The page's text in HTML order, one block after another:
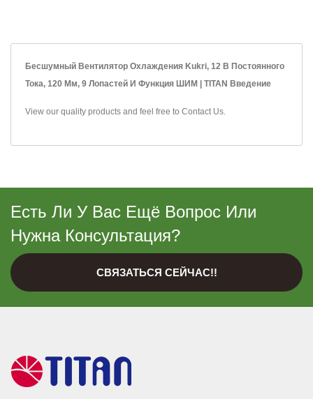
Бесшумный Вентилятор Охлаждения Kukri, 12 В Постоянного
Тока, 120 Мм, 9 Лопастей И Функция ШИМ | TITAN Введение
View our quality products and feel free to Contact Us.
Есть Ли У Вас Ещё Вопрос Или
Нужна Консультация?
СВЯЗАТЬСЯ СЕЙЧАС!!